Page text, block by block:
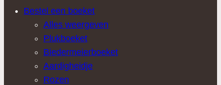
Bestel een boeket
Alles weergeven
Plukboeket
Biedermeierboeket
Aardigheidje
Rozen